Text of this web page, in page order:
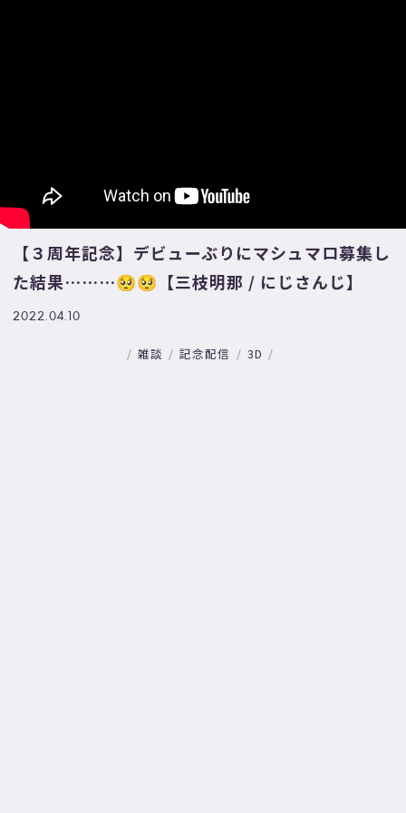
【３周年記念】デビューぶりにマシュマロ募集し
た結果………🥺🥺【三枝明那 / にじさんじ】
2022.04.10
雑談 記念配信 3D